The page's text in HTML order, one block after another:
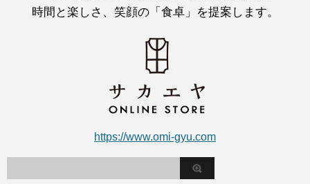
時間と楽しさ、笑顔の「食卓」を提案します。
https://www.omi-gyu.com